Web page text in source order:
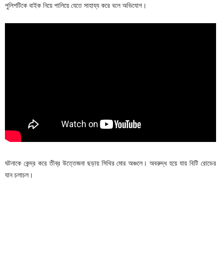
পুলিশটিকে বাইক নিয়ে পালিয়ে যেতে সাহায্য করে বলে অভিযোগ।
ঘটনাকে কেন্দ্র করে তীব্র উত্তেজনা ছড়ায় সিথির মোর অঞ্চলে। অবরুদ্ধ হয়ে যায় বিটি রোডের
যান চলাচল।